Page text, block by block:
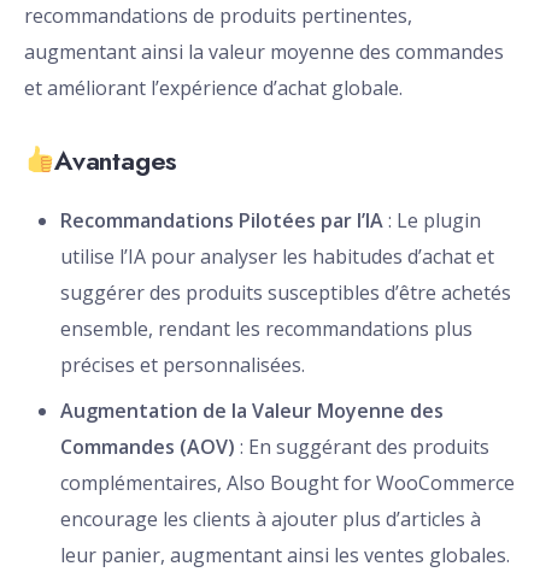
recommandations de produits pertinentes,
augmentant ainsi la valeur moyenne des commandes
et améliorant l’expérience d’achat globale.
Avantages
Recommandations Pilotées par l’IA: Le plugin
utilise l’IA pour analyser les habitudes d’achat et
suggérer des produits susceptibles d’être achetés
ensemble, rendant les recommandations plus
précises et personnalisées.
Augmentation de la Valeur Moyenne des
Commandes (AOV) : En suggérant des produits
complémentaires, Also Bought for WooCommerce
encourage les clients à ajouter plus d’articles à
leur panier, augmentant ainsi les ventes globales.